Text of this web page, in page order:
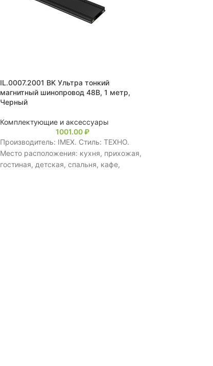
IL.0007.2001 BK Ультра тонкий
магнитный шинопровод 48В, 1 метр,
Черный
Комплектующие и аксессуары
1001.00₽
Производитель: IMEX. Стиль: ТЕХНО.
Место расположения: кухня, прихожая,
гостиная, детская, спальня, кафе,